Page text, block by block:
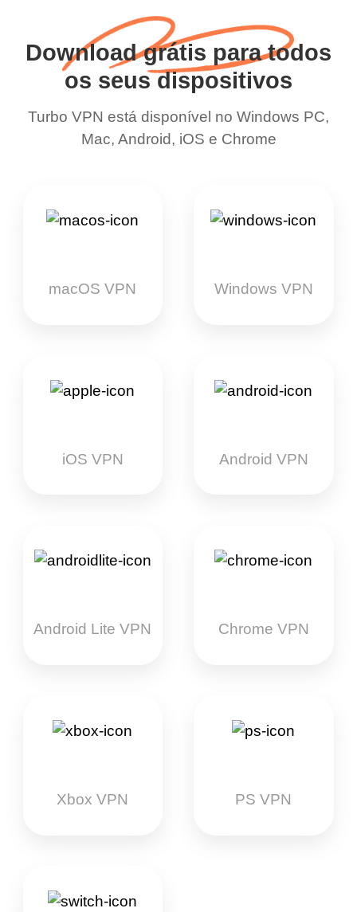
Download grátis para todos
os seus dispositivos
Turbo VPN está disponível no Windows PC,
Mac, Android, iOS e Chrome
macOS VPN Windows VPN
iOS VPN Android VPN
Android Lite VPN Chrome VPN
Xbox VPN PS VPN